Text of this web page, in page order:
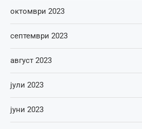
октомври 2023
септември 2023
август 2023
јули 2023
јуни 2023